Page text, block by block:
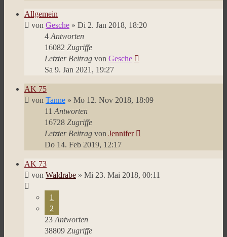
Allgemein
von Gesche » Di 2. Jan 2018, 18:20
4Antworten
16082 Zugriffe
Letzter Beitrag von Gesche
Sa 9. Jan 2021, 19:27
AK 75
von Tanne » Mo 12. Nov 2018, 18:09
11Antworten
16728 Zugriffe
Letzter Beitrag von Jennifer
Do 14. Feb 2019, 12:17
AK 73
von Waldrabe » Mi 23. Mai 2018, 00:11
1
2
23Antworten
38809 Zugriffe